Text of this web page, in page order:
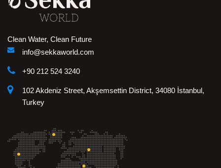
Clean Water, Clean Future
info@sekkaworld.com
+90 212 524 3240
102 Akdeniz Street, Akşemsettin District, 34080 İstanbul,
Turkey